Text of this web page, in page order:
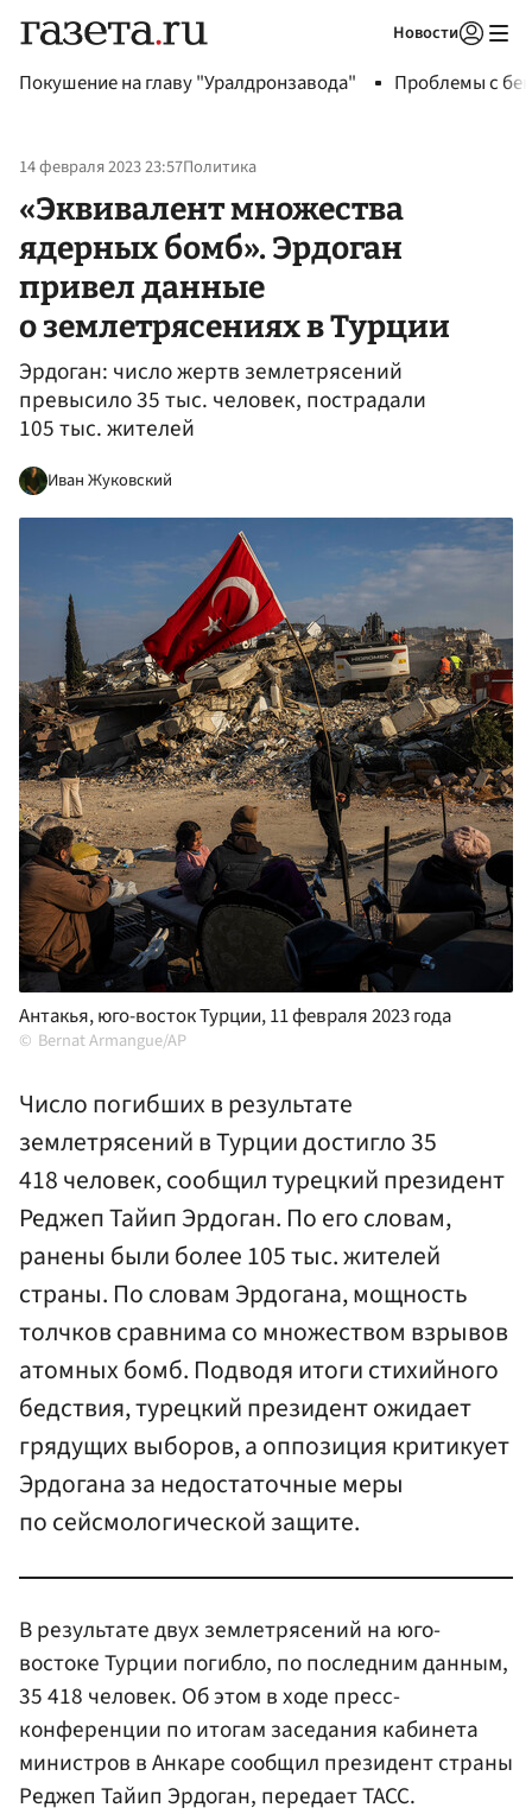
Новости
Покушение на главу "Уралдронзавода" Проблемы с
14 февраля 2023 23:57Политика
«Эквивалент множества
ядерных бомб». Эрдоган
привел данные
о землетрясениях в Турции
Эрдоган: число жертв землетрясений
превысило 35 тыс. человек, пострадали
105 тыс. жителей
Иван Жуковский
Антакья, юго-восток Турции, 11 февраля 2023 года
Bernat Armangue/AP
Число погибших в результате
землетрясений в Турции достигло 35
418 человек, сообщил турецкий президент
Реджеп Тайип Эрдоган. По его словам,
ранены были более 105 тыс. жителей
страны. По словам Эрдогана, мощность
толчков сравнима со множеством взрывов
атомных бомб. Подводя итоги стихийного
бедствия, турецкий президент ожидает
грядущих выборов, а оппозиция критикует
Эрдогана за недостаточные меры
по сейсмологической защите.
В результате двух землетрясений на юго-
востоке Турции погибло, по последним данным,
35 418 человек. Об этом в ходе пресс-
конференции по итогам заседания кабинета
министров в Анкаре сообщил президент страны
Реджеп Тайип Эрдоган, передает ТАСС.